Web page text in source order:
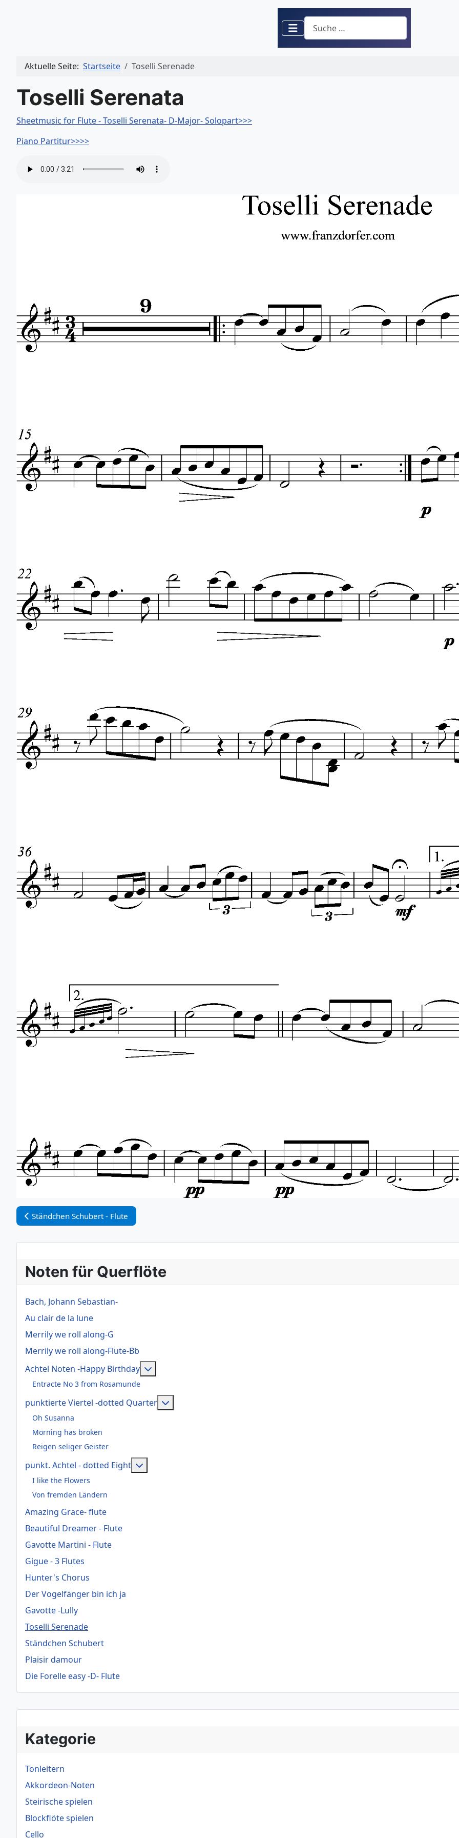
Suchen
Kategorie
Tonleitern
Akkordeon-Noten
Steirische spielen
Blockflöte spielen
Cello
Aktuelle Seite: Startseite Toselli Serenade
Toselli Serenata
Sheetmusic for Flute - Toselli Serenata- D-Major- Solopart>>>
Piano Partitur>>>>
Vorheriger Beitrag: Ständchen Schubert - Flute
Ständchen Schubert - Flute
Noten für Querflöte
Bach, Johann Sebastian-
Au clair de la lune
Merrily we roll along-G
Merrily we roll along-Flute-Bb
Achtel Noten -Happy Birthday
Entracte No 3 from Rosamunde
punktierte Viertel -dotted Quarter
Oh Susanna
Morning has broken
Reigen seliger Geister
punkt. Achtel - dotted Eight
I like the Flowers
Von fremden Ländern
Amazing Grace- flute
Beautiful Dreamer - Flute
Gavotte Martini - Flute
Gigue - 3 Flutes
Hunter's Chorus
Der Vogelfänger bin ich ja
Gavotte -Lully
Toselli Serenade
Ständchen Schubert
Plaisir damour
Die Forelle easy -D- Flute